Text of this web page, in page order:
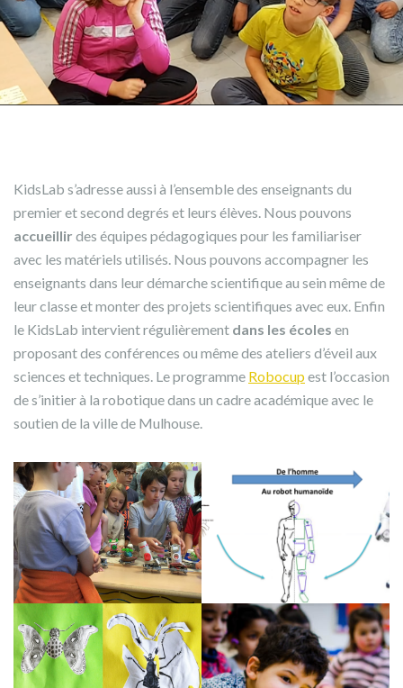
KidsLab s’adresse aussi à l’ensemble des enseignants du
premier et second degrés et leurs élèves. Nous pouvons
accueillir des équipes pédagogiques pour les familiariser
avec les matériels utilisés. Nous pouvons accompagner les
enseignants dans leur démarche scientifique au sein même de
leur classe et monter des projets scientifiques avec eux. Enfin
le KidsLab intervient régulièrement dans les écoles en
proposant des conférences ou même des ateliers d’éveil aux
sciences et techniques. Le programme Robocupest l’occasion
de s’initier à la robotique dans un cadre académique avec le
soutien de la ville de Mulhouse.